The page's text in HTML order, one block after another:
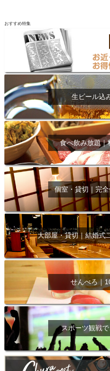
おすすめ特集
生ビール込
食べ飲み放題｜
個室・貸切｜完
大部屋・貸切｜結婚式
せんべろ｜
スポーツ観戦で